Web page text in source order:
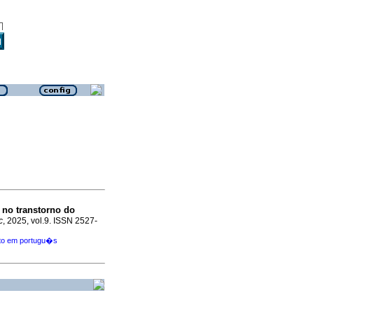
no transtorno do
, 2025, vol.9. ISSN 2527-
em portugu�s